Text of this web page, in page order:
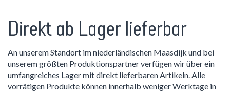
Direkt ab Lager lieferbar
An unserem Standort im niederländischen Maasdijk und bei
unserem größten Produktionspartner verfügen wir über ein
umfangreiches Lager mit direkt lieferbaren Artikeln. Alle
vorrätigen Produkte können innerhalb weniger Werktage in